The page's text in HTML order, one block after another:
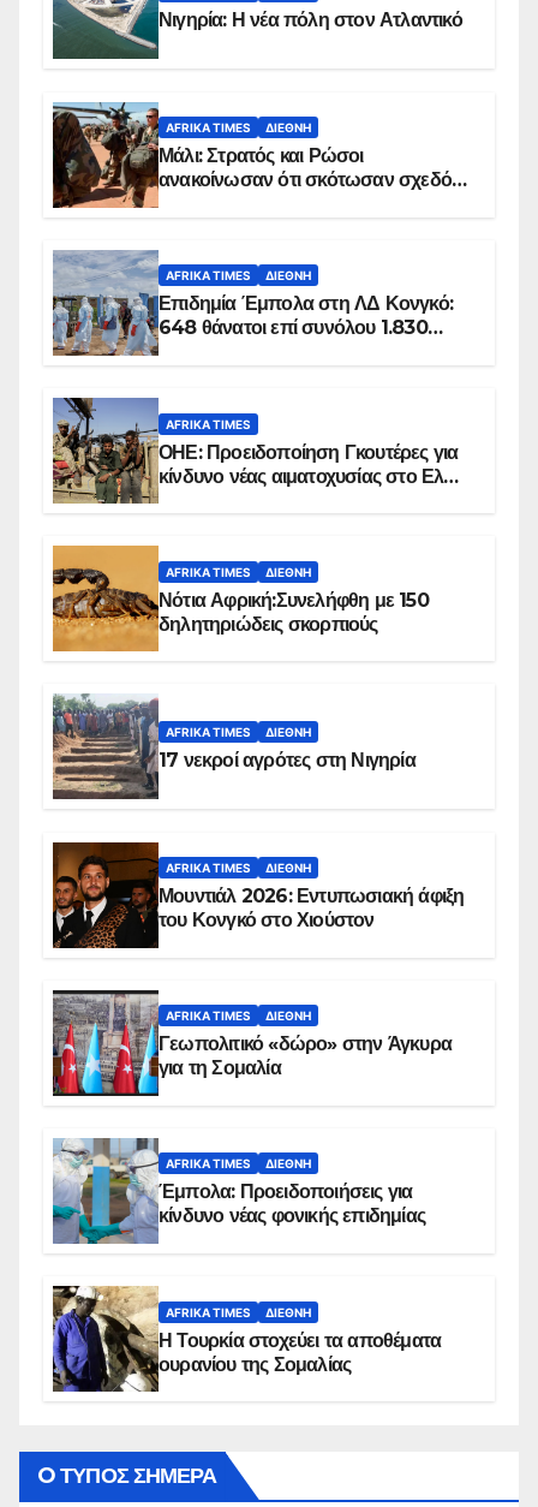
Νιγηρία: Η νέα πόλη στον Ατλαντικό
AFRIKA TIMES ΔΙΕΘΝΉ
Μάλι: Στρατός και Ρώσοι
ανακοίνωσαν ότι σκότωσαν σχεδόν
AFRIKA TIMES ΔΙΕΘΝΉ
Επιδημία Έμπολα στη ΛΔ Κονγκό:
648 θάνατοι επί συνόλου 1.830
AFRIKA TIMES
ΟΗΕ: Προειδοποίηση Γκουτέρες για
κίνδυνο νέας αιματοχυσίας στο Ελ
AFRIKA TIMES ΔΙΕΘΝΉ
Νότια Αφρική:Συνελήφθη με 150
δηλητηριώδεις σκορπιούς
AFRIKA TIMES ΔΙΕΘΝΉ
17 νεκροί αγρότες στη Νιγηρία
AFRIKA TIMES ΔΙΕΘΝΉ
Μουντιάλ 2026: Εντυπωσιακή άφιξη
του Κονγκό στο Χιούστον
AFRIKA TIMES ΔΙΕΘΝΉ
Γεωπολιτικό «δώρο» στην Άγκυρα
για τη Σομαλία
AFRIKA TIMES ΔΙΕΘΝΉ
Έμπολα: Προειδοποιήσεις για
κίνδυνο νέας φονικής επιδημίας
AFRIKA TIMES ΔΙΕΘΝΉ
Η Τουρκία στοχεύει τα αποθέματα
ουρανίου της Σομαλίας
O ΤΥΠΟΣ ΣΗΜΕΡΑ